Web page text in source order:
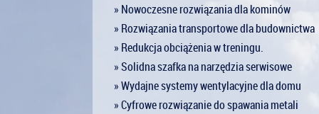
» Nowoczesne rozwiązania dla kominów
» Rozwiązania transportowe dla budownictwa
» Redukcja obciążenia w treningu.
» Solidna szafka na narzędzia serwisowe
» Wydajne systemy wentylacyjne dla domu
» Cyfrowe rozwiązanie do spawania metali